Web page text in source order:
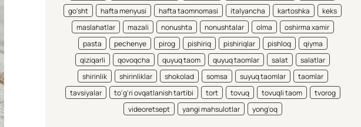
go'sht
hafta menyusi hafta taomnomasi italyancha kartoshka
keks
maslahatlar
mazali nonushta nonushtalar olma
oshirma xamir
pasta
pechenye pirog pishiriq pishiriqlar pishloq
qiyma
qiziqarli
qovoqcha quyuq taom quyuq taomlar salat
salatlar
shirinlik
shirinliklar shokolad somsa suyuq taomlar
taomlar
tavsiyalar
to'g'ri ovqatlanish tartibi tort tovuq tovuqli taom
tvorog
videoretsept
yangi mahsulotlar yong'oq